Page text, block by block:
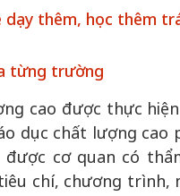
thêm, học thêm
từng trường
cao được thực
dục chất lượng cao
cơ quan có
chí, chương trình,
Chuyển hóa hợp
thành động lực